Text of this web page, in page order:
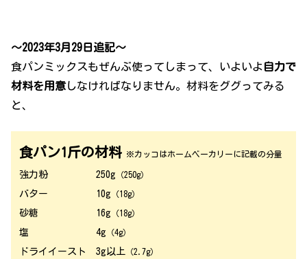
～2023年3月29日追記～
食パンミックスもぜんぶ使ってしまって、いよいよ 自力で
材料を用意しなければなりません。材料をググってみる
と、
食パン1斤の材料 ※カッコはホームベーカリーに記載の分量
強力粉 250g （250g）
バター 10g （18g）
砂糖 16g （18g）
塩 4g （4g）
ドライイースト 3g以上 （2.7g）